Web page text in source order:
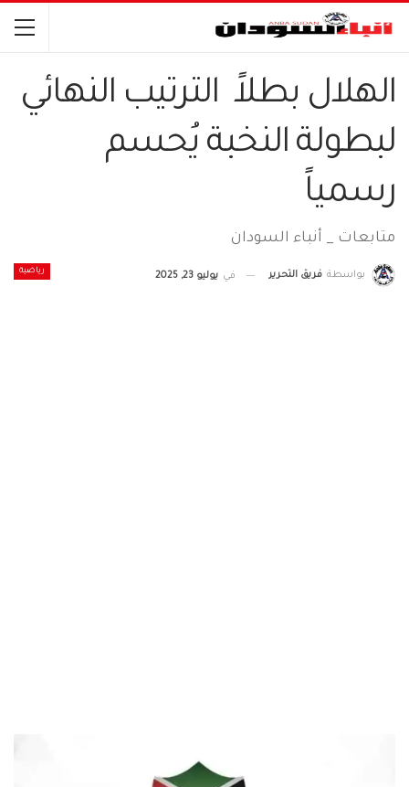
الهلال بطلاً الترتيب النهائي
لبطولة النخبة يُحسم
رسمياً
متابعات _ أنباء السودان
رياضية بواسطة فريق التحرير في يوليو 23, 2025